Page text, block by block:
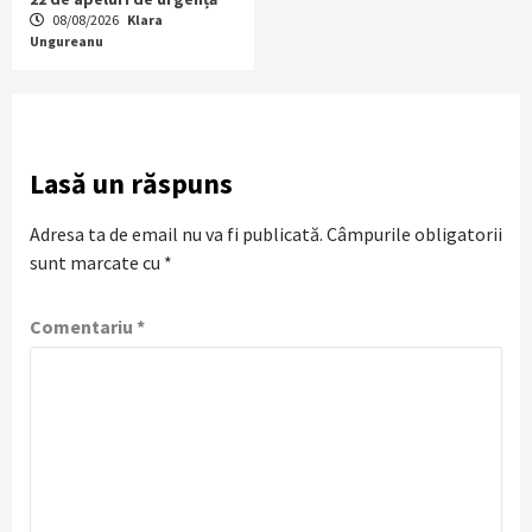
08/08/2026 Klara
Ungureanu
Lasă un răspuns
Adresa ta de email nu va fi publicată. Câmpurile obligatorii
sunt marcate cu *
Comentariu *